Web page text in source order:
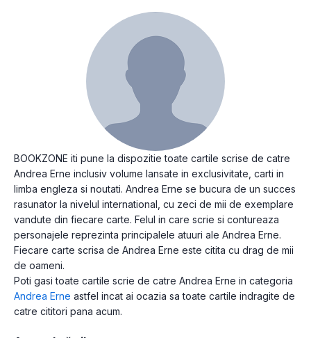
BOOKZONE iti pune la dispozitie toate cartile scrise de catre
Andrea Erne inclusiv volume lansate in exclusivitate, carti in
limba engleza si noutati. Andrea Erne se bucura de un succes
rasunator la nivelul international, cu zeci de mii de exemplare
vandute din fiecare carte. Felul in care scrie si contureaza
personajele reprezinta principalele atuuri ale Andrea Erne.
Fiecare carte scrisa de Andrea Erne este citita cu drag de mii
de oameni.
Poti gasi toate cartile scrie de catre Andrea Erne in categoria
Andrea Erne astfel incat ai ocazia sa toate cartile indragite de
catre cititori pana acum.